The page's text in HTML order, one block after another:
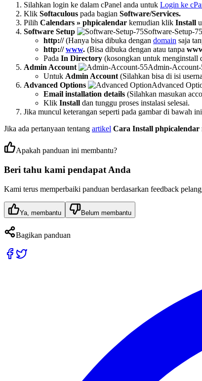
Silahkan login ke dalam cPanel anda untuk Login ke
Klik Softaculous pada bagian Software/Services.
Pilih Calendars » phpicalendar kemudian klik Install
Software Setup
Software-Setup-75
http://(Hanya bisa dibuka dengan domain saja
http://www. (Bisa dibuka dengan atau tanpa
Pada In Directory (kosongkan untuk menginstall
Admin Account
Admin-
Untuk Admin Account (Silahkan bisa di isi
Advanced Options
Advanced
Email installation details (Silahkan masukan
Klik Install dan tunggu proses instalasi selesai.
Jika muncul keterangan seperti pada gambar di bawah
Jika ada pertanyaan tentang artikel Cara Install phpicalendar
Apakah panduan ini membantu?
Beri tahu kami pendapat Anda
Kami terus memperbaiki panduan berdasarkan feedback
Ya, membantu Belum membantu
Bagikan panduan